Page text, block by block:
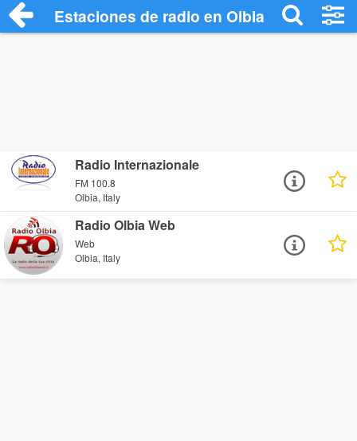
Estaciones de radio en Olbia - Escuchar
Radio Internazionale
FM 100.8
Olbia, Italy
Radio Olbia Web
Web
Olbia, Italy